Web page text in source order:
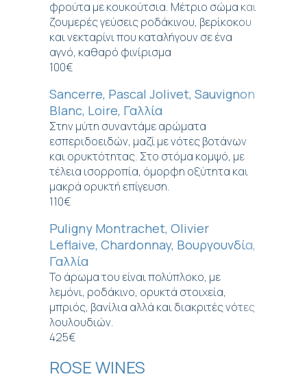
φρούτα με κουκούτσια. Μέτριο σώμα και
ζουμερές γεύσεις ροδάκινου, βερίκοκου
και νεκταρίνι που καταλήγουν σε ένα
αγνό, καθαρό φινίρισμα
100€
Sancerre, Pascal Jolivet, Sauvignon
Blanc, Loire, Γαλλία
Στην μύτη συναντάμε αρώματα
εσπεριδοειδών, μαζί με νότες βοτάνων
και ορυκτότητας. Στο στόμα κομψό, με
τέλεια ισορροπία, όμορφη οξύτητα και
μακρά ορυκτή επίγευση.
110€
Puligny Montrachet, Olivier
Leflaive, Chardonnay, Βουργουνδία,
Γαλλία
Το άρωμα του είναι πολύπλοκο, με
λεμόνι, ροδάκινο, ορυκτά στοιχεία,
μπριός, βανίλια αλλά και διακριτές νότες
λουλουδιών.
425€
ROSE WINES